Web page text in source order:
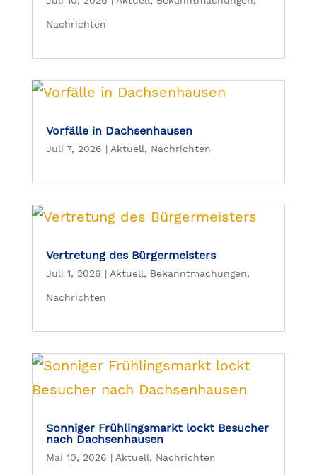
Nachrichten
Vorfälle in Dachsenhausen
Juli 7, 2026 | Aktuell, Nachrichten
Vertretung des Bürgermeisters
Juli 1, 2026 | Aktuell, Bekanntmachungen,
Nachrichten
Sonniger Frühlingsmarkt lockt Besucher
nach Dachsenhausen
Mai 10, 2026 | Aktuell, Nachrichten